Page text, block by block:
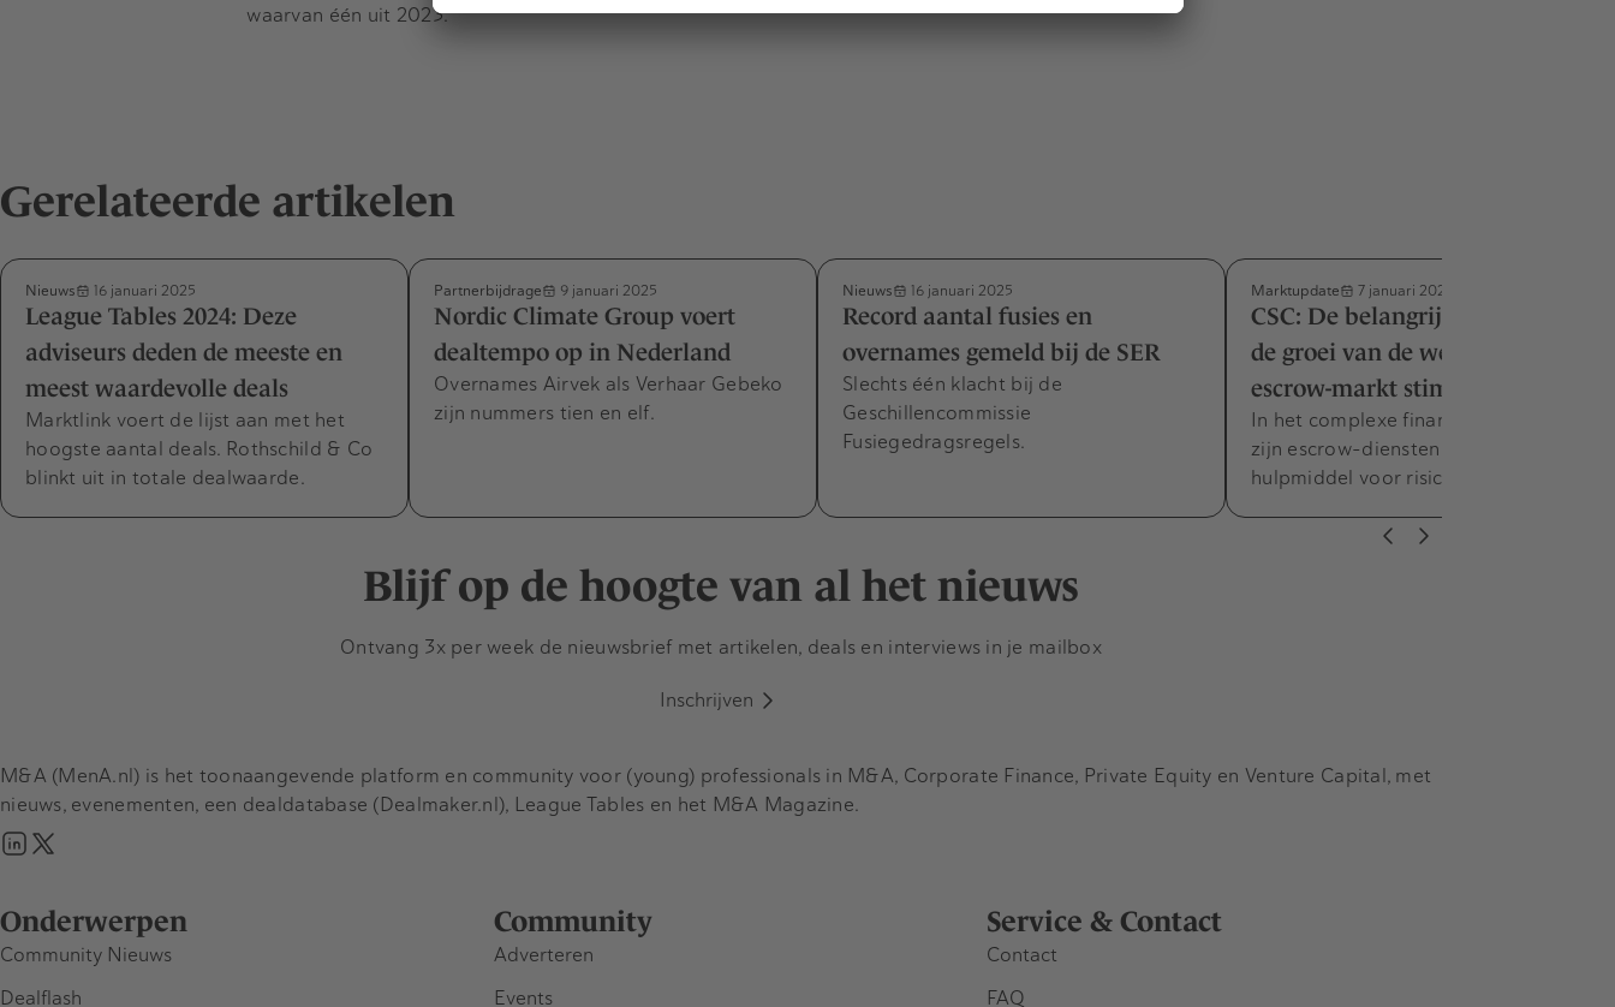
waarvan één uit 2023.
Gerelateerde artikelen
Nieuws 16 januari 2025
League Tables 2024: Deze
adviseurs deden de meeste en
meest waardevolle deals
Marktlink voert de lijst aan met het
hoogste aantal deals. Rothschild & Co
blinkt uit in totale dealwaarde.
Partnerbijdrage 9 januari 2025
Nordic Climate Group voert
dealtempo op in Nederland
Overnames Airvek als Verhaar Gebeko
zijn nummers tien en elf.
Nieuws 16 januari 2025
Record aantal fusies en
overnames gemeld bij de SER
Slechts één klacht bij de
Geschillencommissie
Fusiegedragsregels.
Marktupdate 7 januari 2025
CSC: De belangrijkste trends die
de groei van de wereldwijde
escrow-markt stimuleren
In het complexe financiële landschap
zijn escrow-diensten een essentieel
hulpmiddel voor risicobeheer.
Blijf op de hoogte van al het nieuws
Ontvang 3x per week de nieuwsbrief met artikelen, deals en interviews in je mailbox
Inschrijven
Onderwerpen
Community Nieuws
Dealflash
Community
Adverteren
Events
Service & Contact
Contact
FAQ
M&A (MenA.nl) is het toonaangevende platform en community voor (young) professionals in M&A, Corporate Finance, Private Equity en Venture Capital, met
nieuws, evenementen, een dealdatabase (Dealmaker.nl), League Tables en het M&A Magazine.